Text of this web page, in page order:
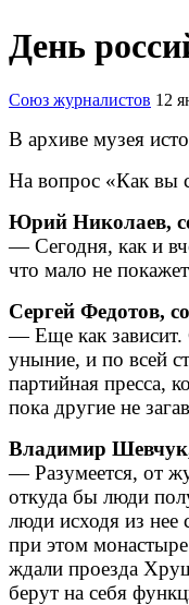
День
Союз журналистов 12
В архиве музея
На вопрос «Как вы
Юрий Николаев,
— Сегодня, как и
что мало не
Сергей Федотов,
— Еще как зависит.
уныние, и по всей
партийная пресса,
пока другие не
Владимир Шевчук,
— Разумеется, от
откуда бы люди
люди исходя из нее
при этом
ждали проезда
берут на себя